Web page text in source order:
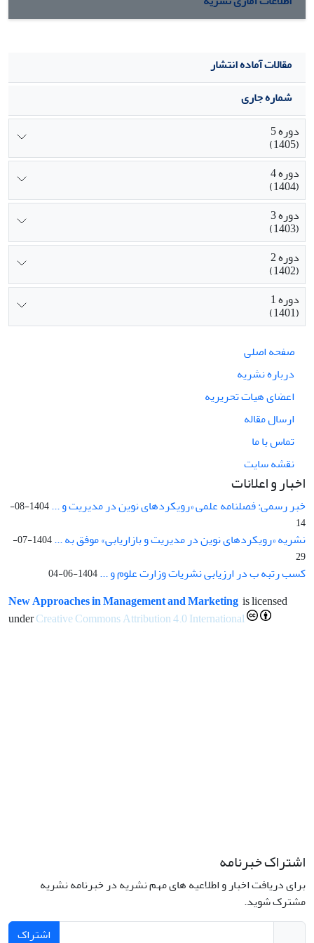
مقالات آماده انتشار
شماره جاری
دوره 5
(1405)
دوره 4
(1404)
دوره 3
(1403)
دوره 2
(1402)
دوره 1
(1401)
صفحه اصلی
درباره نشریه
اعضای هیات تحریریه
ارسال مقاله
تماس با ما
نقشه سایت
اخبار و اعلانات
خبر رسمی: فصلنامه علمی «رویکردهای نوین در مدیریت و ...
1404-08-
14
نشریه «رویکردهای نوین در مدیریت و بازاریابی» موفق به ...
1404-07-
29
کسب رتبه ب در ارزیابی نشریات وزارت علوم و ...1404-06-04
New Approaches in Management and Marketing is licensed
underCreative Commons Attribution 4.0 International
اشتراک خبرنامه
برای دریافت اخبار و اطلاعیه های مهم نشریه در خبرنامه نشریه
مشترک شوید.
اشتراک